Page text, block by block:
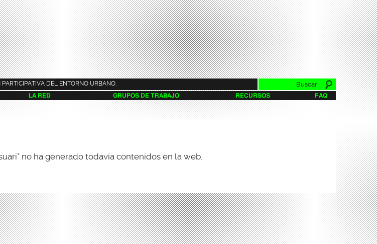
Pasar al
contenido
principal
DEL ENTORNO URBANO.
Formulario de
búsqueda
LA RED GRUPOS DE TRABAJO RECURSOS FAQ
no ha generado todavía contenidos en la web.